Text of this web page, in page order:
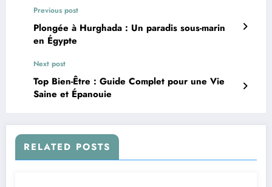
Previous post
Plongée à Hurghada : Un paradis sous-marin
en Égypte
Next post
Top Bien-Être : Guide Complet pour une Vie
Saine et Épanouie
RELATED POSTS